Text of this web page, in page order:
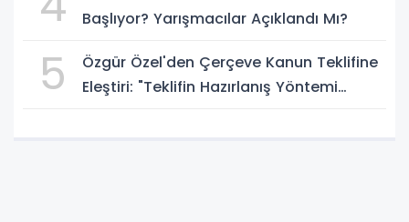
Başlıyor? Yarışmacılar Açıklandı Mı?
5
Özgür Özel'den Çerçeve Kanun Teklifine
Eleştiri: "Teklifin Hazırlanış Yöntemi